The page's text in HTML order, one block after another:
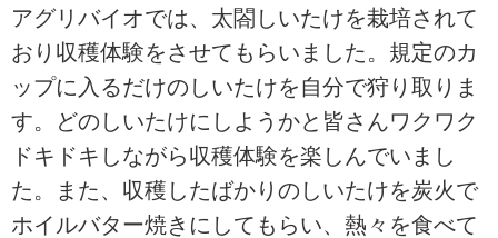
アグリバイオでは、太閤しいたけを栽培されて
おり収穫体験をさせてもらいました。規定のカ
ップに入るだけのしいたけを自分で狩り取りま
す。どのしいたけにしようかと皆さんワクワク
ドキドキしながら収穫体験を楽しんでいまし
た。また、収穫したばかりのしいたけを炭火で
ホイルバター焼きにしてもらい、熱々を食べて